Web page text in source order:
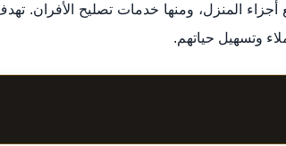
المنزل، ومنها خدمات تصليح الأفران.
وتسهيل حياتهم.